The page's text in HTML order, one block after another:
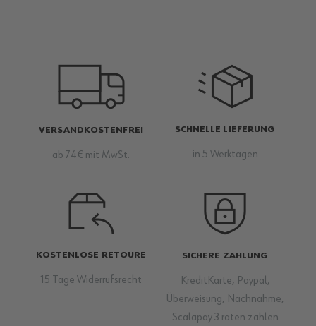
VERSANDKOSTENFREI
ab 74€ mit MwSt.
SCHNELLE LIEFERUNG
in 5 Werktagen
KOSTENLOSE RETOURE
15 Tage Widerrufsrecht
SICHERE ZAHLUNG
KreditKarte, Paypal,
Überweisung, Nachnahme,
Scalapay 3 raten zahlen